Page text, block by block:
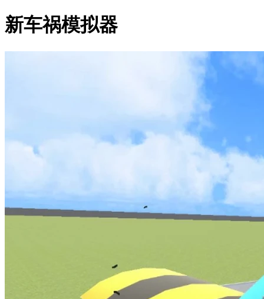
新车祸模拟器